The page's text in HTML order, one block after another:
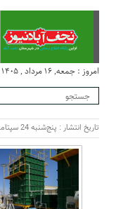
امروز : جمعه, ۱۶ مرداد , ۱۴۰۵
تاریخ انتشار : پنج‌شنبه 24 سپتامبر 2020 - 7:04